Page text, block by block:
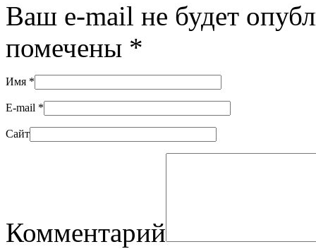
Ваш e-mail не будет
помечены *
Имя *
E-mail *
Сайт
Комментарий